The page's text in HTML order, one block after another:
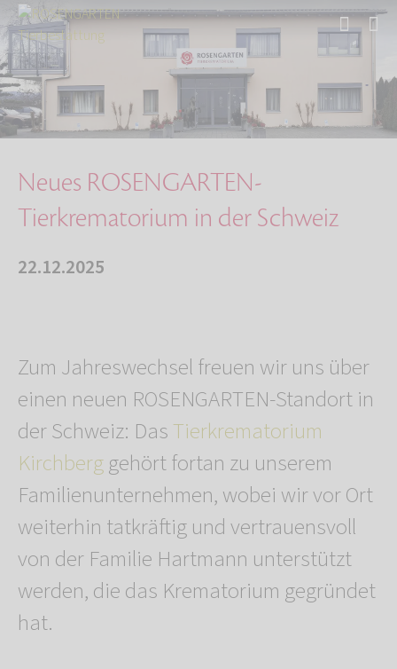
Start
Neues ROSENGARTEN-Tierkrematorium in der Schw…
Neues ROSENGARTEN-
Tierkrematorium in der Schweiz
22.12.2025
Zum Jahreswechsel freuen wir uns über
einen neuen ROSENGARTEN-Standort in
der Schweiz: DasTierkrematorium
Kirchberggehört fortan zu unserem
Familienunternehmen, wobei wir vor Ort
weiterhin tatkräftig und vertrauensvoll
von der Familie Hartmann unterstützt
werden, die das Krematorium gegründet
hat.